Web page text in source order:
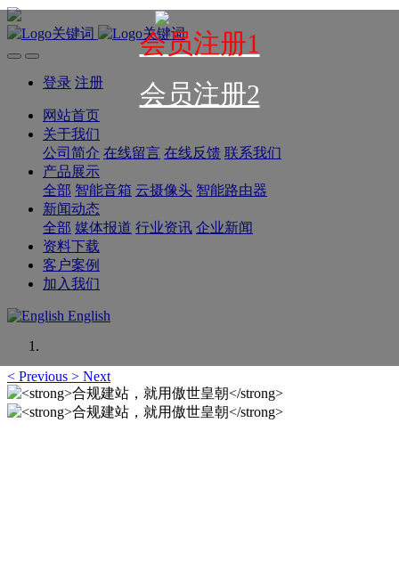
会员注册1
会员注册2
登录 注册
网站首页
关于我们
公司简介 在线留言 在线反馈 联系我们
产品展示
全部 智能音箱 云摄像头 智能路由器
新闻动态
全部 媒体报道 行业资讯 企业新闻
资料下载
客户案例
加入我们
English
< Previous > Next